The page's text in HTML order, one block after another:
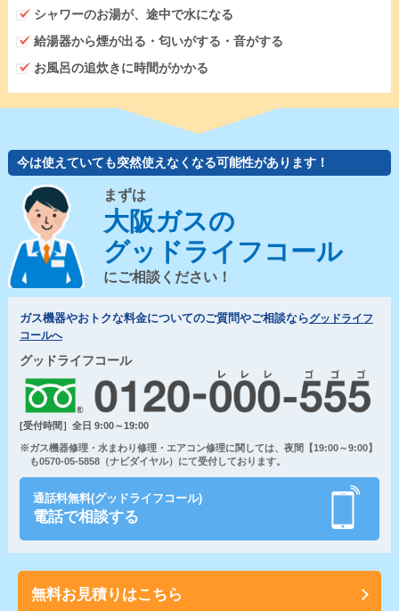
シャワーのお湯が、途中で水になる
給湯器から煙が出る・匂いがする・音がする
お風呂の追炊きに時間がかかる
今は使えていても突然使えなくなる可能性があります！
まずは
大阪ガスの
グッドライフコール
にご相談ください！
ガス機器やおトクな料金についてのご質問やご相談ならグッドライフ
コールへ
グッドライフコール
[受付時間］全日 9:00～19:00
※ガス機器修理・水まわり修理・エアコン修理に関しては、夜間【19:00～9:00】
も0570-05-5858（ナビダイヤル）にて受付しております。
通話料無料(グッドライフコール)
電話で相談する
無料お見積りはこちら